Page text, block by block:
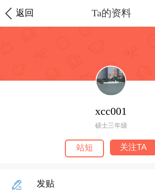
返回 Ta的资料
xcc001
硕士三年级
站短 关注TA
发贴